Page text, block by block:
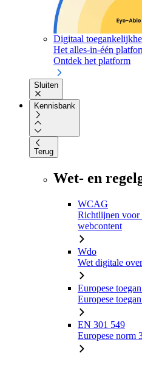
Digitaal
Het alles-in-één
Ontdek het platform
Sluiten
Kennisbank
Terug
Wet- en
WCAG
Richtlijnen voor
webcontent
Wdo
Wet digitale
Europese
Europese
EN 301 549
Europese norm